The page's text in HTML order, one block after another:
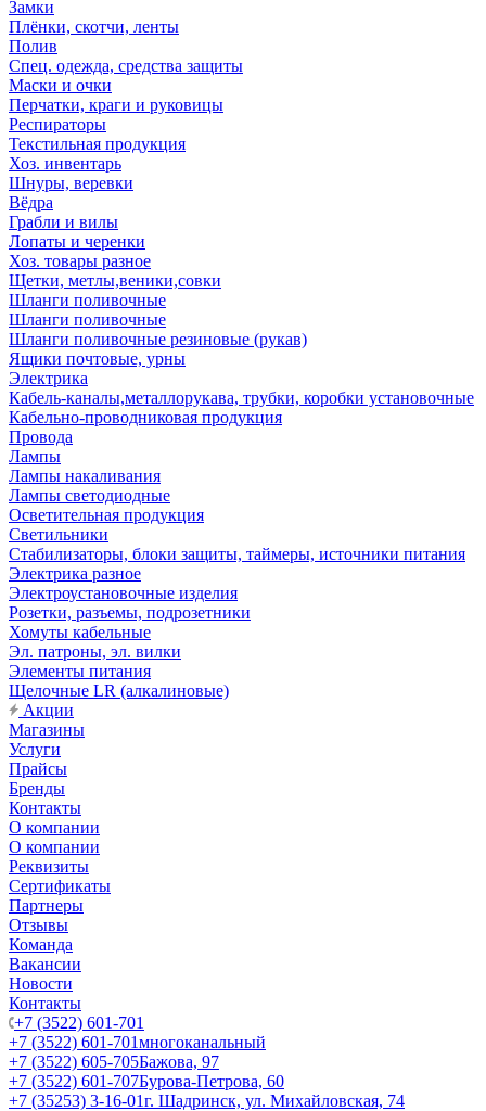
Замки
Плёнки, скотчи, ленты
Полив
Спец. одежда, средства защиты
Маски и очки
Перчатки, краги и руковицы
Респираторы
Текстильная продукция
Хоз. инвентарь
Шнуры, веревки
Вёдра
Грабли и вилы
Лопаты и черенки
Хоз. товары разное
Щетки, метлы,веники,совки
Шланги поливочные
Шланги поливочные
Шланги поливочные резиновые (рукав)
Ящики почтовые, урны
Электрика
Кабель-каналы,металлорукава, трубки, коробки установочные
Кабельно-проводниковая продукция
Провода
Лампы
Лампы накаливания
Лампы светодиодные
Осветительная продукция
Светильники
Стабилизаторы, блоки защиты, таймеры, источники питания
Электрика разное
Электроустановочные изделия
Розетки, разъемы, подрозетники
Хомуты кабельные
Эл. патроны, эл. вилки
Элементы питания
Щелочные LR (алкалиновые)
Акции
Магазины
Услуги
Прайсы
Бренды
Контакты
О компании
О компании
Реквизиты
Сертификаты
Партнеры
Отзывы
Команда
Вакансии
Новости
Контакты
+7 (3522) 601-701
+7 (3522) 601-701многоканальный
+7 (3522) 605-705Бажова, 97
+7 (3522) 601-707Бурова-Петрова, 60
+7 (35253) 3-16-01г. Шадринск, ул. Михайловская, 74